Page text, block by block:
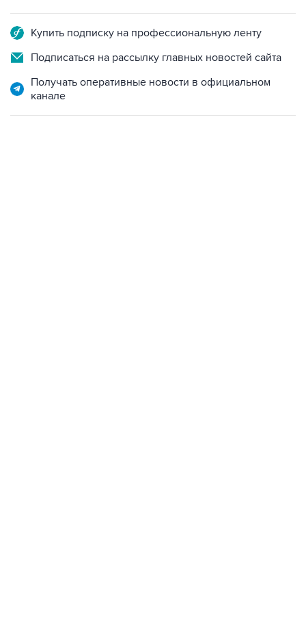
Купить подписку на профессиональную ленту
Подписаться на рассылку главных новостей сайта
Получать оперативные новости в официальном
канале